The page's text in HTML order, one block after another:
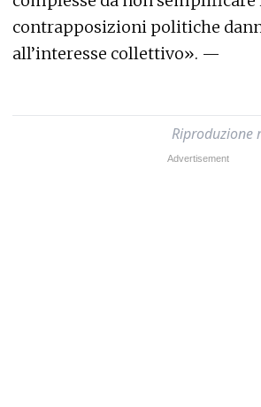
contrapposizioni politiche
all’interesse collettivo». —
Riproduzione